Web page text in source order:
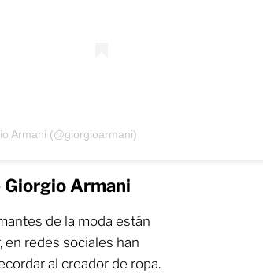
Armani (@giorgioarmani)
Armani
de la moda están
redes sociales han
al creador de ropa.